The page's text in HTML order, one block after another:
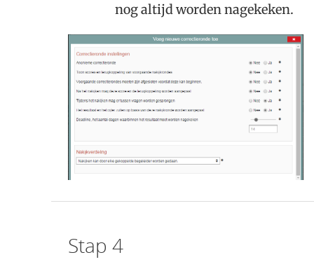
nog altijd worden nagekeken.
Stap 4